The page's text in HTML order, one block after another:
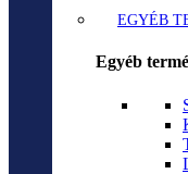
EGYÉB
Egyéb